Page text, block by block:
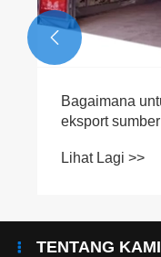

TENTANG KAMI